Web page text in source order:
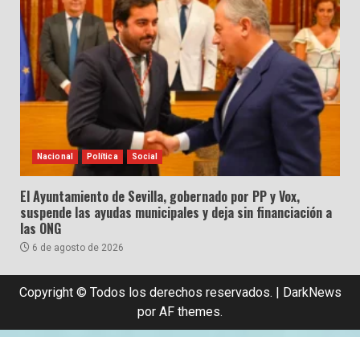
Nacional Política Social
El Ayuntamiento de Sevilla, gobernado por PP y Vox,
suspende las ayudas municipales y deja sin financiación a
las ONG
6 de agosto de 2026
Copyright © Todos los derechos reservados. | DarkNews
por AF themes.